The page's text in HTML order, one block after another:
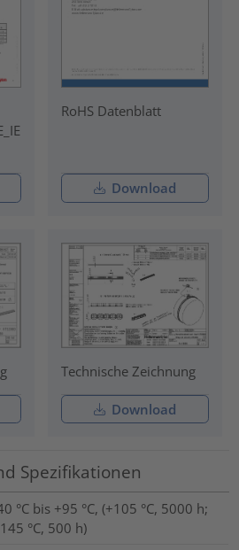
RoHS Datenblatt
Download
Technische Zeichnung
Download
Spezifikationen
°C bis +95 °C, (+105 °C, 5000 h;
°C, 500 h)